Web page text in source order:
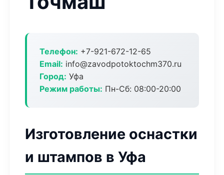
Телефон: +7-921-672-12-65
Email: info@zavodpotoktochm370.ru
Город: Уфа
Режим работы: Пн-Сб: 08:00-20:00
Изготовление оснастки
и штампов в Уфа